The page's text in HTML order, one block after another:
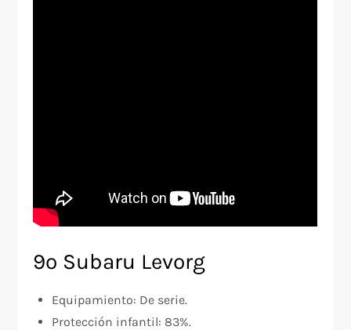
9º Subaru Levorg
Equipamiento: De serie.
Protección infantil: 83%.